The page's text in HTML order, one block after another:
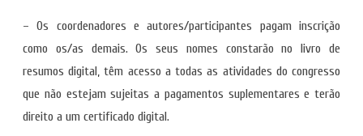
– Os coordenadores e autores/participantes pagam inscrição
como os/as demais. Os seus nomes constarão no livro de
resumos digital, têm acesso a todas as atividades do congresso
que não estejam sujeitas a pagamentos suplementares e terão
direito a um certificado digital.